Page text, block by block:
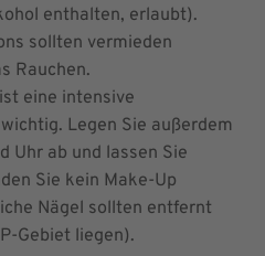
enthalten, erlaubt).
sollten vermieden
Rauchen.
eine intensive
Legen Sie außerdem
Uhr ab und lassen Sie
Sie kein Make-Up
Nägel sollten entfernt
Gebiet liegen).